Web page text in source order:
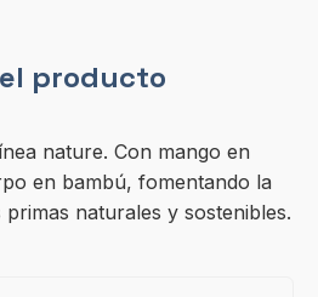
producto
nature. Con mango en
en bambú, fomentando la
naturales y sostenibles.